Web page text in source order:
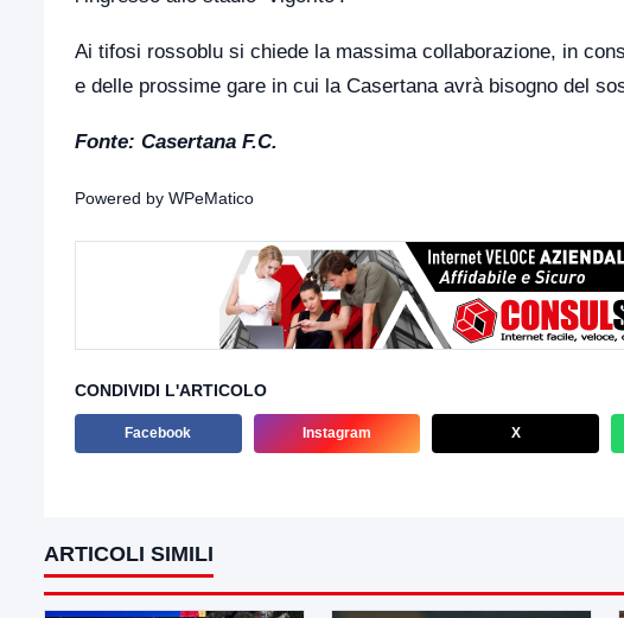
Ai tifosi rossoblu si chiede la massima collaborazione, in
e delle prossime gare in cui la Casertana avrà bisogno del
Fonte: Casertana F.C.
Powered by WPeMatico
CONDIVIDI L'ARTICOLO
Facebook Instagram X
ARTICOLI SIMILI